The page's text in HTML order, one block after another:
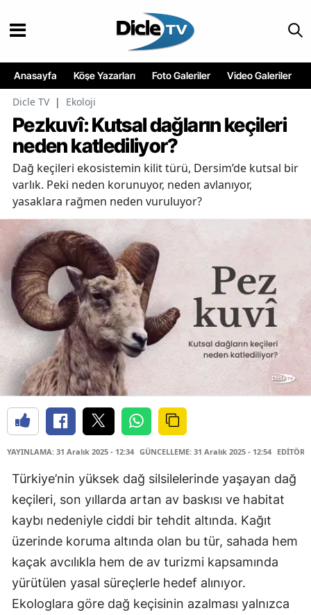
Anasayfa Köşe Yazarları Foto Galeriler Video Galeriler
Dicle TV | Ekoloji
Pezkuvî: Kutsal dağların keçileri
neden katlediliyor?
Dağ keçileri ekosistemin kilit türü, Dersim’de kutsal bir
varlık. Peki neden korunuyor, neden avlanıyor,
yasaklara rağmen neden vuruluyor?
YAYINLAMA: 31 Aralık 2025 - 12:34 GÜNCELLEME: 31 Aralık 2025 - 12:54 EDİTÖR:
Türkiye’nin yüksek dağ silsilelerinde yaşayan dağ
keçileri, son yıllarda artan av baskısı ve habitat
kaybı nedeniyle ciddi bir tehdit altında. Kağıt
üzerinde koruma altında olan bu tür, sahada hem
kaçak avcılıkla hem de av turizmi kapsamında
yürütülen yasal süreçlerle hedef alınıyor.
Ekologlara göre dağ keçisinin azalması yalnızca